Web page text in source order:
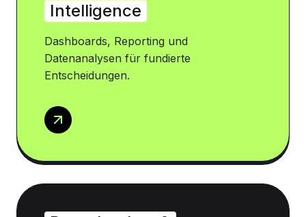
Intelligence
Dashboards, Reporting und
Datenanalysen für fundierte
Entscheidungen.